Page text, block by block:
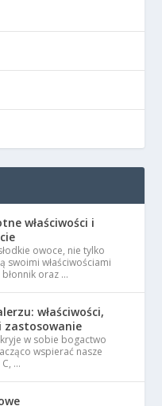
właściwości i
owoce, nie tylko
swoimi właściwościami
oraz …
właściwości,
zastosowanie
w sobie bogactwo
wspierać nasze
…